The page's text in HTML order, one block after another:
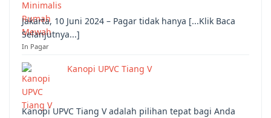
Jakarta, 10 Juni 2024 – Pagar tidak hanya [...Klik Baca
Selanjutnya...]
In Pagar
Kanopi UPVC Tiang V
Kanopi UPVC Tiang V adalah pilihan tepat bagi Anda